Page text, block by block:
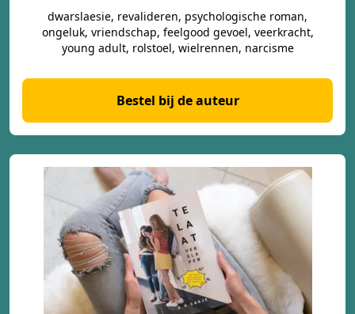
dwarslaesie, revalideren, psychologische roman,
ongeluk, vriendschap, feelgood gevoel, veerkracht,
young adult, rolstoel, wielrennen, narcisme
Bestel bij de auteur